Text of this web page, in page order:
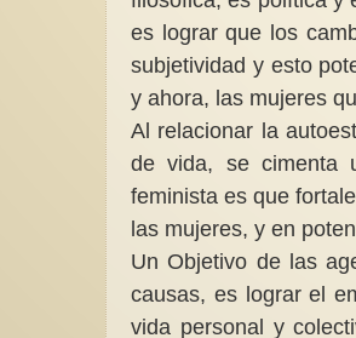
es lograr que los
subjetividad y esto
y ahora, las mujeres
Al relacionar la
de vida, se cimenta
feminista es que
las mujeres, y en
Un Objetivo de las
causas, es lograr el
vida personal y